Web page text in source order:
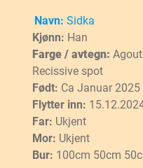
Navn: Sidka
Kjønn: Han
Farge / avtegn:
Recissive spot
Født: Ca Januar 2025
Flytter inn:
Far: Ukjent
Mor: Ukjent
Bur: 100cm 50cm